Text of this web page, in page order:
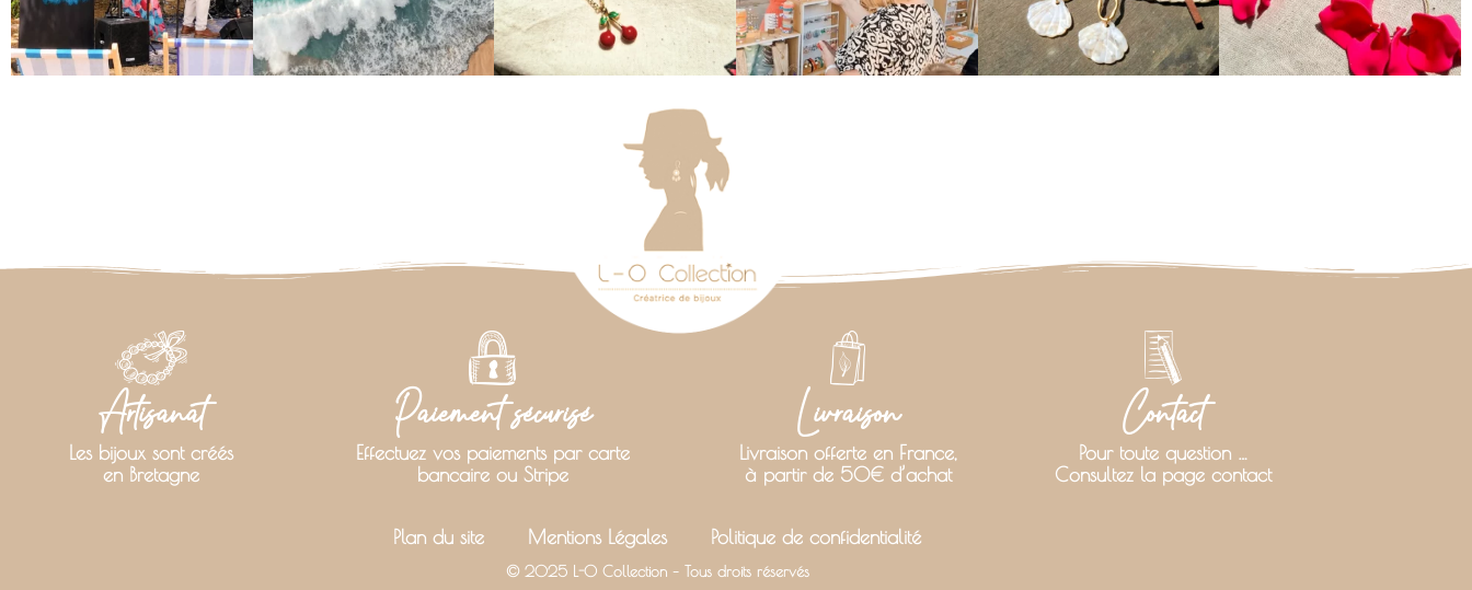
Artisanat
Les bijoux sont créés
en Bretagne
Paiement sécurisé
Effectuez vos paiements par carte
bancaire ou Stripe
Livraison
Livraison offerte en France,
à partir de 50€ d’achat
Contact
Pour toute question …
Consultez la page contact
Plan du site Mentions Légales Politique de confidentialité
© 2025 L-O Collection – Tous droits réservés